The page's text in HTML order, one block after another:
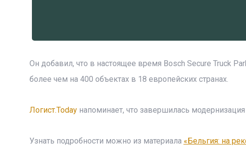
Он добавил, что в настоящее время Bosch Secure Truck
более чем на 400 объектах в 18 европейских странах.
Логист.Todayнапоминает, что завершилась
Узнать подробности можно из материала «Бельгия: на